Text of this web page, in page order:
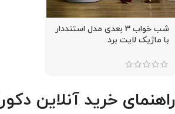
شب خواب 3 بعدی مدل استنددار
با ماژیک لایت برد
راهنمای خرید آنلاین